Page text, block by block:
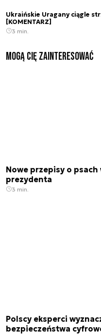
Ukraińskie Uragany ciągle
[KOMENTARZ]
3 min.
Mogą Cię zainteresować
Nowe przepisy o psach
prezydenta
3 min.
Polscy eksperci
bezpieczeństwa